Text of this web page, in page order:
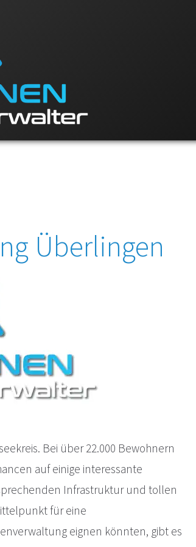
Überlingen
Bei über 22.000 Bewohnern
auf einige interessante
Infrastruktur und tollen
für eine
eignen könnten, gibt es